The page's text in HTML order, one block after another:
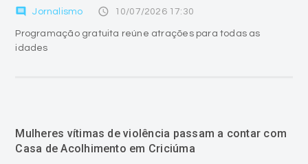
comment Jornalismo access_time 10/07/2026 17:30
Programação gratuita reúne atrações para todas as
idades
Mulheres vítimas de violência passam a contar com
Casa de Acolhimento em Criciúma